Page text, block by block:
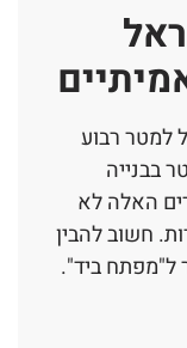
בשוק נע בין 6,500 שקל למטר רבוע
שקל למטר בבנייה
האלה לא
חשוב להבין
ל"מפתח ביד".